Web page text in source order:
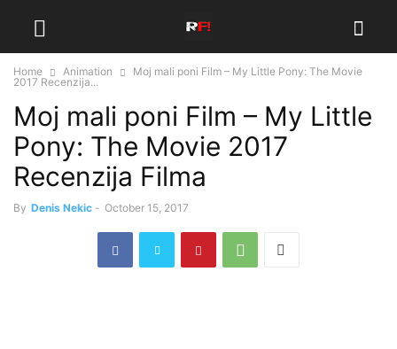
Home Animation
Moj mali poni Film – My Little Pony: The Movie
2017 Recenzija...
Moj mali poni Film – My Little
Pony: The Movie 2017
Recenzija Filma
By Denis Nekic - October 15, 2017